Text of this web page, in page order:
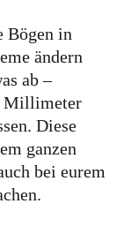
Bögen in
ändern
ab –
Millimeter
Diese
ganzen
bei eurem